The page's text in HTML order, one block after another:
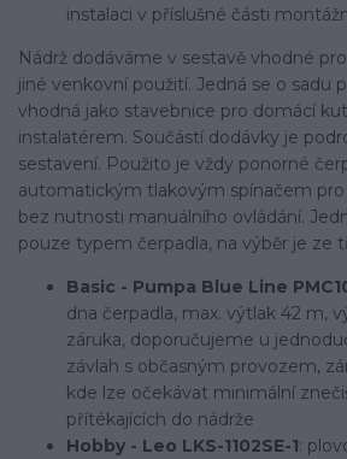
instalaci v příslušné části
Nádrž dodáváme v sestavě vhodné
jiné venkovní použití. Jedná se o sadu
vhodná jako stavebnice pro domácí
instalatérem. Součástí dodávky je
sestavení. Použito je vždy ponorné
automatickým tlakovým spínačem
bez nutnosti manuálního ovládání.
pouze typem čerpadla, na výběr je ze
Basic - Pumpa Blue Line
dna čerpadla, max. výtlak 42 m,
záruka, doporučujeme u
závlah s občasným provozem,
kde lze očekávat minimální
přítékajících do nádrže
Hobby - Leo LKS-1102SE-1: